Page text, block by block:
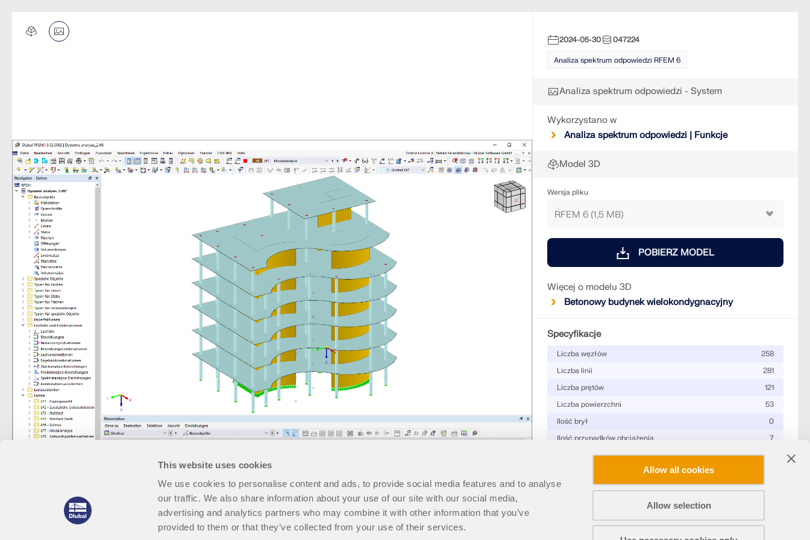
This website uses cookies
We use cookies to personalise content and ads, to provide social media features and to analyse
our traffic. We also share information about your use of our site with our social media,
advertising and analytics partners who may combine it with other information that you’ve
provided to them or that they’ve collected from your use of their services.
Allow all cookies
Allow selection
2024-05-30 047224
Analiza spektrum odpowiedzi RFEM 6
Analiza spektrum odpowiedzi - System
Wykorzystano w
Analiza spektrum odpowiedzi | Funkcje
Model 3D
Wersja pliku
POBIERZ MODEL
Więcej o modelu 3D
Betonowy budynek wielokondygnacyjny
Specyfikacje
Liczba węzłów
258
Liczba linii
281
Liczba prętów
121
Liczba powierzchni
53
Ilość brył
0
Ilość przypadków obciążenia
7
Liczba kombinacji wyników
Ciężar całkowity
2733,234 t
21,000 x 28,000 x 26,000 m
Wymiary (imperialne)
68.9 x 91.86 x 85.3 feet
Udostępnij